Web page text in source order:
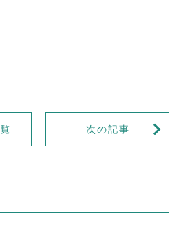
次の記事